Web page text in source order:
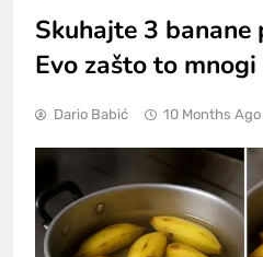
Skuhajte 3 banane
Evo zašto to
Dario Babić 10 Months Ago